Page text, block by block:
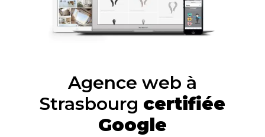
Agence web à
Strasbourg certifiée
Google